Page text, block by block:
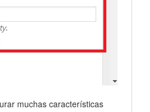
muchas características